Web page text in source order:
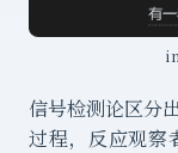
信号检测论区分
过程，反应观察